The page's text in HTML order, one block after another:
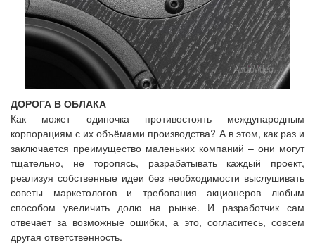
ДОРОГА В ОБЛАКА
Как может одиночка противостоять международным
корпорациям с их объёмами производства? А в этом, как раз и
заключается преимущество маленьких компаний – они могут
тщательно, не торопясь, разрабатывать каждый проект,
реализуя собственные идеи без необходимости выслушивать
советы маркетологов и требования акционеров любым
способом увеличить долю на рынке. И разработчик сам
отвечает за возможные ошибки, а это, согласитесь, совсем
другая ответственность.